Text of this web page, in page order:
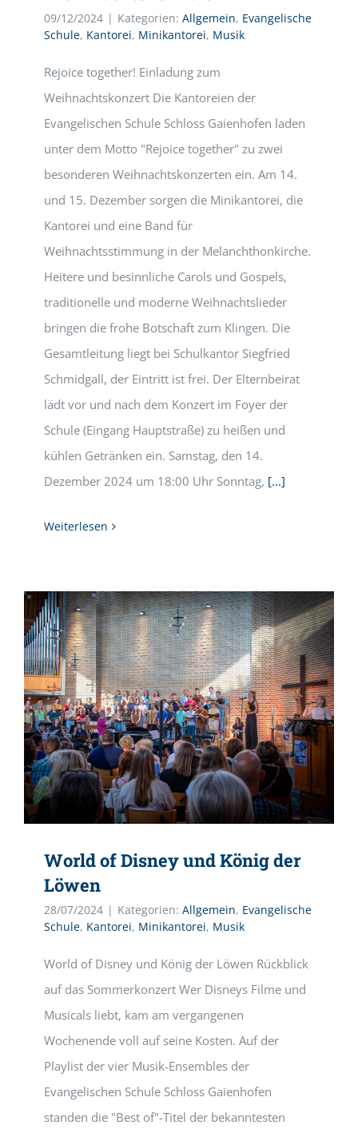
09/12/2024 | Kategorien: Allgemein, Evangelische
Schule, Kantorei, Minikantorei, Musik
Rejoice together! Einladung zum
Weihnachtskonzert Die Kantoreien der
Evangelischen Schule Schloss Gaienhofen laden
unter dem Motto "Rejoice together" zu zwei
besonderen Weihnachtskonzerten ein. Am 14.
und 15. Dezember sorgen die Minikantorei, die
Kantorei und eine Band für
Weihnachtsstimmung in der Melanchthonkirche.
Heitere und besinnliche Carols und Gospels,
traditionelle und moderne Weihnachtslieder
bringen die frohe Botschaft zum Klingen. Die
Gesamtleitung liegt bei Schulkantor Siegfried
Schmidgall, der Eintritt ist frei. Der Elternbeirat
lädt vor und nach dem Konzert im Foyer der
Schule (Eingang Hauptstraße) zu heißen und
kühlen Getränken ein. Samstag, den 14.
Dezember 2024 um 18:00 Uhr Sonntag, [...]
Weiterlesen
World of Disney und König der
Löwen
28/07/2024 | Kategorien: Allgemein, Evangelische
Schule, Kantorei, Minikantorei, Musik
World of Disney und König der Löwen Rückblick
auf das Sommerkonzert Wer Disneys Filme und
Musicals liebt, kam am vergangenen
Wochenende voll auf seine Kosten. Auf der
Playlist der vier Musik-Ensembles der
Evangelischen Schule Schloss Gaienhofen
standen die "Best of"-Titel der bekanntesten